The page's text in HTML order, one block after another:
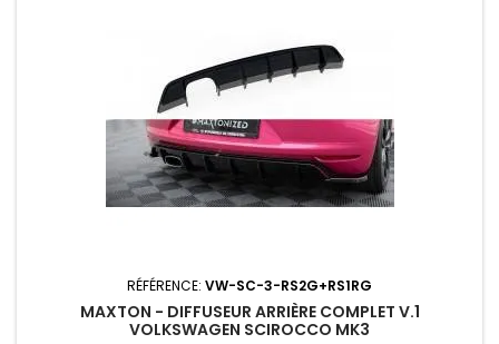
RÉFÉRENCE: VW-SC-3-RS2G+RS1RG
MAXTON - DIFFUSEUR ARRIÈRE COMPLET V.1
VOLKSWAGEN SCIROCCO MK3